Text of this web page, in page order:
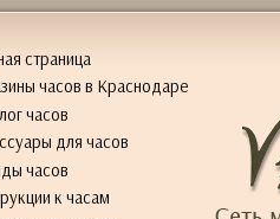
страница
часов в Краснодаре
часов
для часов
часов
к часам